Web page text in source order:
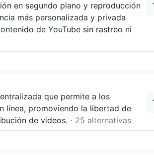
en segundo plano y reproducción
más personalizada y privada
de YouTube sin rastreo ni
que permite a los
línea, promoviendo la libertad de
de videos. ⋅ 25 alternativas